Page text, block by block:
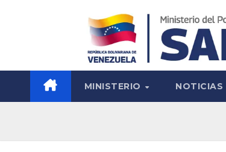
MINISTERIO NOTICIAS